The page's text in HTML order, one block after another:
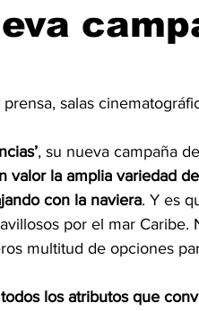
salas
, su nueva campaña de
valor la amplia variedad
con la naviera. Y es
por el mar Caribe.
multitud de opciones
los atributos que